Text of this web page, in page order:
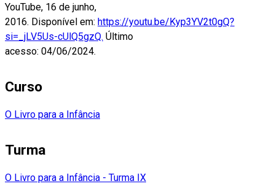
YouTube, 16 de junho,
2016. Disponível em: https://youtu.be/Kyp3YV2t0gQ?
si=_jLV5Us-cUlQ5gzQ. Último
acesso: 04/06/2024.
Curso
O Livro para a Infância
Turma
O Livro para a Infância - Turma IX